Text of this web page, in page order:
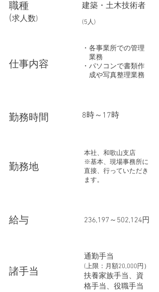
​職種
​(求人数)
​建築・土木技術者
(5人)
​仕事内容
・各事業所での管理
業務
・パソコンで書類作
​ 成や写真整理業務
勤務時間 ​8時～17時
勤務地
本社、和歌山支店
​※基本、現場事務所に
直接、行っていただき
ます。
​給与 236,197～502,124円
​諸手当
通勤手当
(上限：月額20,000円）
扶養家族手当、資
格手当、役職手当